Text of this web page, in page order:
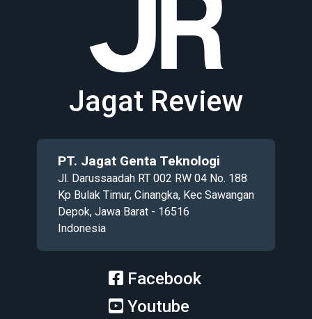
Jagat Review
PT. Jagat Genta Teknologi
Jl. Darussaadah RT 002 RW 04 No. 188
Kp Bulak Timur, Cinangka, Kec Sawangan
Depok, Jawa Barat - 16516
Indonesia
Facebook
Youtube